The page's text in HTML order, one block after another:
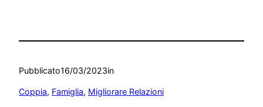
Pubblicato16/03/2023in
Coppia, Famiglia, Migliorare Relazioni